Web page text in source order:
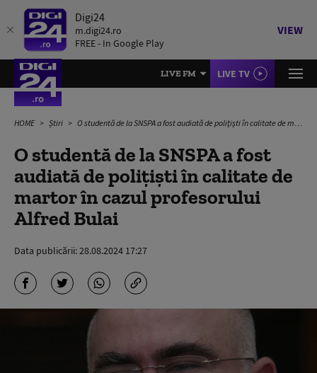
Digi24
m.digi24.ro
FREE - In Google Play
VIEW
LIVE FM LIVE TV
HOME Știri O studentă de la SNSPA a fost audiată de polițiști în calitate de martor în cazul profesorului Alfred Bulai
O studentă de la SNSPA a fost
audiată de polițiști în calitate de
martor în cazul profesorului
Alfred Bulai
Data publicării:28.08.2024 17:27